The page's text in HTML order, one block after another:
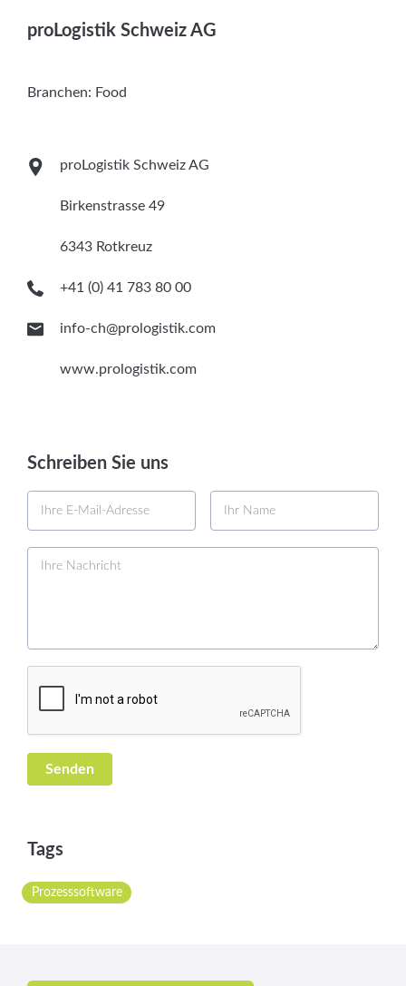
proLogistik Schweiz AG
Branchen: Food
proLogistik Schweiz AG
Birkenstrasse 49
6343 Rotkreuz
+41 (0) 41 783 80 00
info-ch@prologistik.com
www.prologistik.com
Schreiben Sie uns
Tags
Prozesssoftware